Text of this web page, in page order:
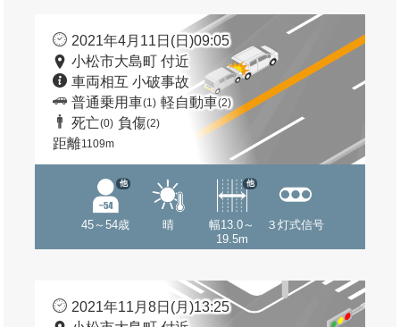
2021年4月11日(日)09:05
小松市大島町 付近
車両相互 小破事故
普通乗用車(1) 軽自動車(2)
死亡(0) 負傷(2)
距離1109m
45～54歳
他
晴
幅13.0～
19.5m
他
３灯式信号
2021年11月8日(月)13:25